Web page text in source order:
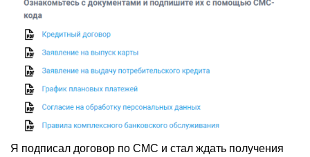
Я подписал договор по СМС и стал ждать получения